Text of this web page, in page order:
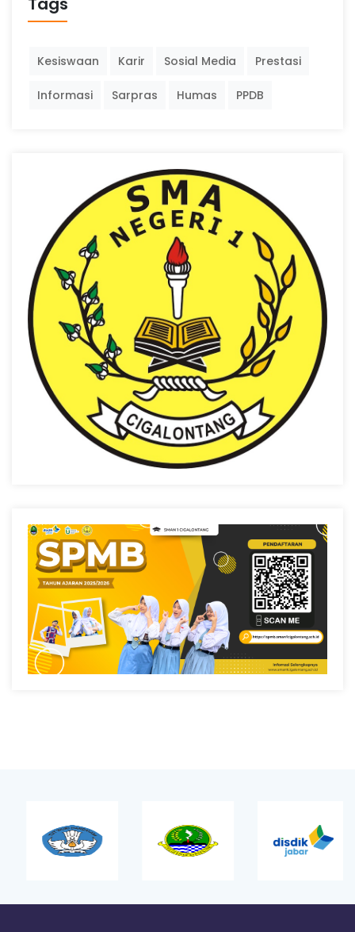
Kesiswaan Karir Sosial Media Prestasi
Informasi Sarpras Humas PPDB